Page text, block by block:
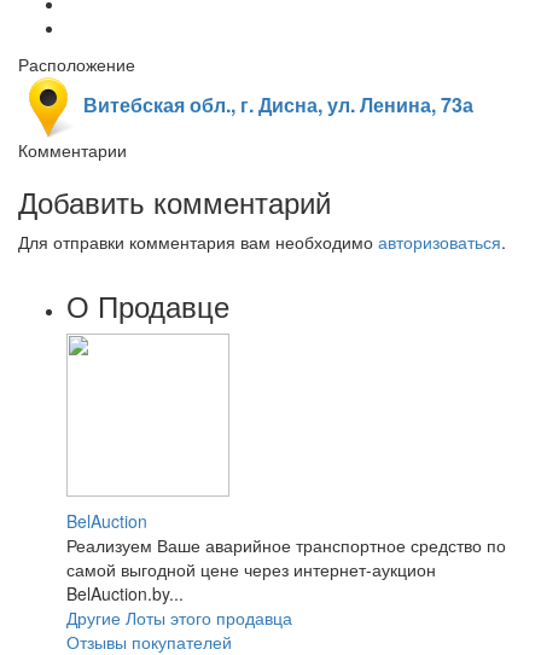
Расположение
Витебская обл., г. Дисна, ул. Ленина, 73а
Комментарии
Добавить комментарий
Для отправки комментария вам необходимо авторизоваться.
О Продавце
BelAuction
Реализуем Ваше аварийное транспортное средство по
самой выгодной цене через интернет-аукцион
BelAuction.by...
Другие Лоты этого продавца
Отзывы покупателей